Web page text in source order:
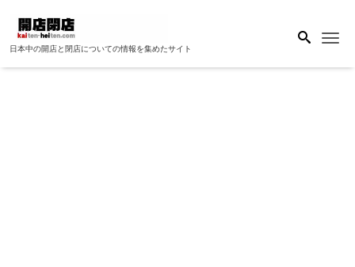
日本中の開店と閉店についての情報を集めたサイト